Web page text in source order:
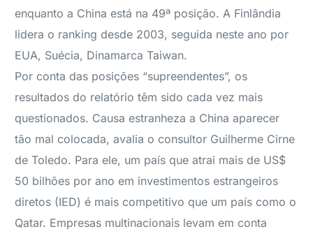
enquanto a China está na 49ª posição. A Finlândia
lidera o ranking desde 2003, seguida neste ano por
EUA, Suécia, Dinamarca Taiwan.
Por conta das posições “supreendentes”, os
resultados do relatório têm sido cada vez mais
questionados. Causa estranheza a China aparecer
tão mal colocada, avalia o consultor Guilherme Cirne
de Toledo. Para ele, um país que atrai mais de US$
50 bilhões por ano em investimentos estrangeiros
diretos (IED) é mais competitivo que um país como o
Qatar. Empresas multinacionais levam em conta